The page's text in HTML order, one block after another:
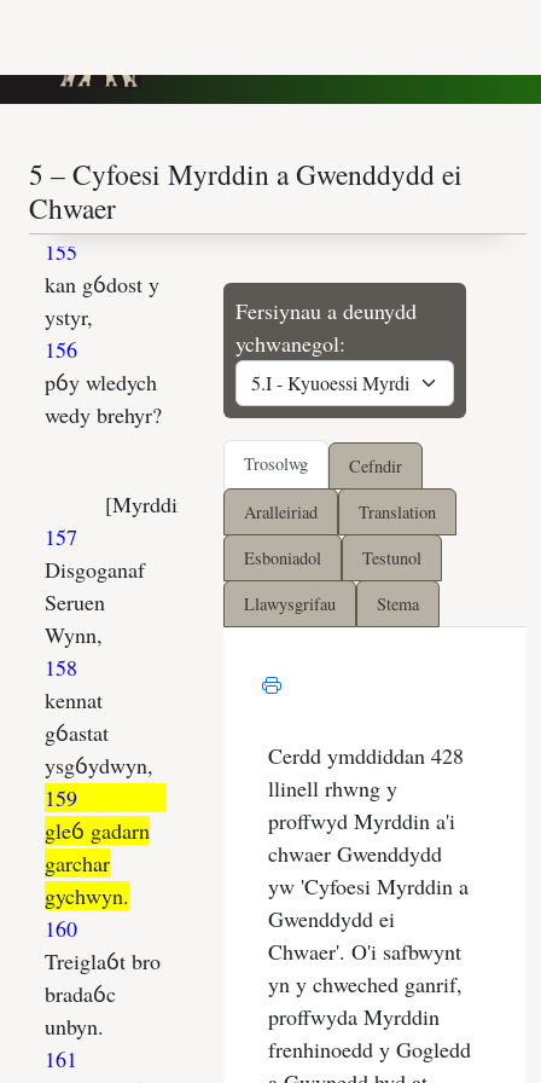
Fersiynau a deunydd
ychwanegol:
Trosolwg
Cefndir
Aralleiriad
Translation
Esboniadol
Testunol
Llawysgrifau
Stema